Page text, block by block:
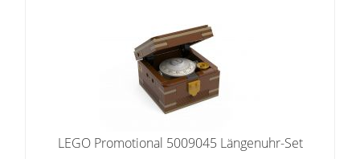
LEGO Promotional 5009045 Längenuhr-Set